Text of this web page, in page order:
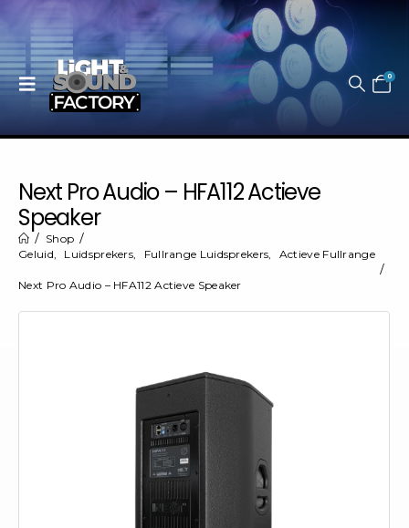
0
Next Pro Audio – HFA112 Actieve
Speaker
Shop
Geluid, Luidsprekers, Fullrange Luidsprekers, Actieve Fullrange
Next Pro Audio – HFA112 Actieve Speaker